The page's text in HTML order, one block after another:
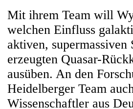
Mit ihrem Team will
welchen Einfluss
aktiven,
erzeugten Quasar-
ausüben. An den
Heidelberger Team
Wissenschaftler aus